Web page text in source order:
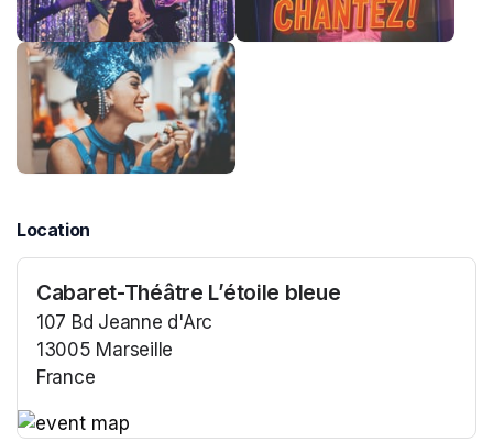
Location
Cabaret-Théâtre L’étoile bleue
107 Bd Jeanne d'Arc
13005 Marseille
France